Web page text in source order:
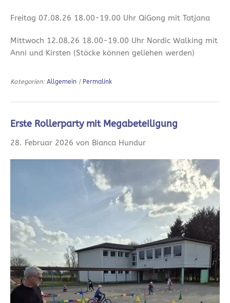
Freitag 07.08.26 18.00-19.00 Uhr QiGong mit Tatjana
Mittwoch 12.08.26 18.00-19.00 Uhr Nordic Walking mit
Anni und Kirsten (Stöcke können geliehen werden)
Kategorien: Allgemein | Permalink
Erste Rollerparty mit Megabeteiligung
28. Februar 2026 von Bianca Hundur